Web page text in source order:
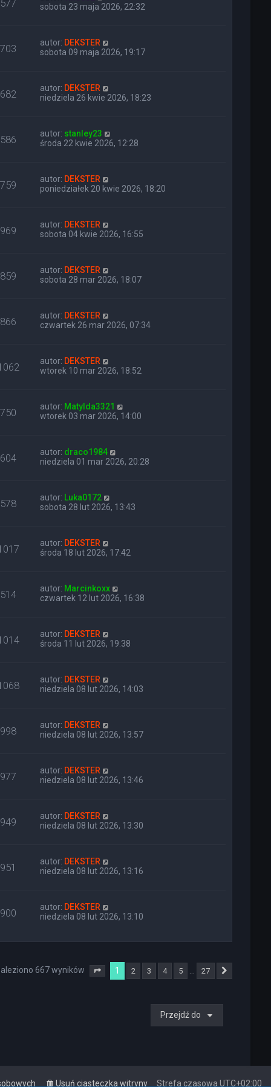
577
sobota 23 maja 2026, 22:32
703 autor: DEKSTER
sobota 09 maja 2026, 19:17
682 autor: DEKSTER
niedziela 26 kwie 2026, 18:23
586 autor: stanley23
środa 22 kwie 2026, 12:28
759 autor: DEKSTER
poniedziałek 20 kwie 2026, 18:20
969 autor: DEKSTER
sobota 04 kwie 2026, 16:55
859 autor: DEKSTER
sobota 28 mar 2026, 18:07
866 autor: DEKSTER
czwartek 26 mar 2026, 07:34
autor: DEKSTER
wtorek 10 mar 2026, 18:52
750 autor: Matylda3321
wtorek 03 mar 2026, 14:00
604 autor: draco1984
niedziela 01 mar 2026, 20:28
578 autor: Luka0172
sobota 28 lut 2026, 13:43
autor: DEKSTER
środa 18 lut 2026, 17:42
514 autor: Marcinkoxx
czwartek 12 lut 2026, 16:38
autor: DEKSTER
środa 11 lut 2026, 19:38
autor: DEKSTER
niedziela 08 lut 2026, 14:03
998 autor: DEKSTER
niedziela 08 lut 2026, 13:57
977 autor: DEKSTER
niedziela 08 lut 2026, 13:46
949 autor: DEKSTER
niedziela 08 lut 2026, 13:30
951 autor: DEKSTER
niedziela 08 lut 2026, 13:16
900 autor: DEKSTER
niedziela 08 lut 2026, 13:10
667 wyników Strona 1z 27
1 2 3 4 5 27
Przejdź do
Strefa czasowa UTC+02:00
Usuń ciasteczka witryny